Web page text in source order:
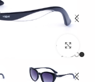
بزرگنمایی تصویر